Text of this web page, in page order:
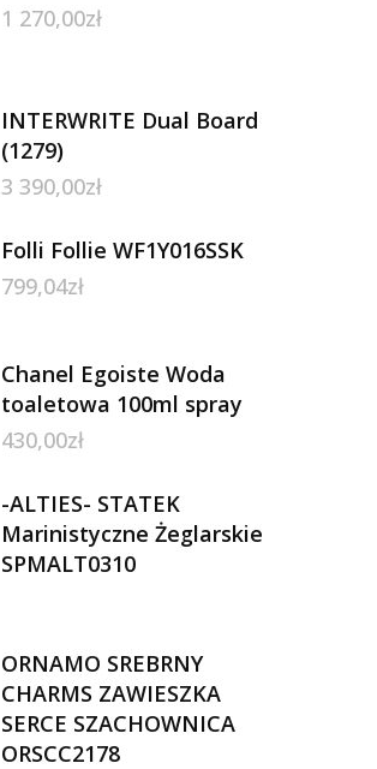
1 270,00zł
INTERWRITE Dual Board
(1279)
3 390,00zł
Folli Follie WF1Y016SSK
799,04zł
Chanel Egoiste Woda
toaletowa 100ml spray
430,00zł
-ALTIES- STATEK
Marinistyczne Żeglarskie
SPMALT0310
ORNAMO SREBRNY
CHARMS ZAWIESZKA
SERCE SZACHOWNICA
ORSCC2178